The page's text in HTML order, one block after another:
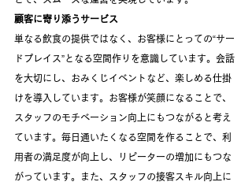
顧客に寄り添うサービス
単なる飲食の提供ではなく、お客様にとっての“サー
ドプレイス”となる空間作りを意識しています。会話
を大切にし、おみくじイベントなど、楽しめる仕掛
けを導入しています。お客様が笑顔になることで、
スタッフのモチベーション向上にもつながると考え
ています。毎日通いたくなる空間を作ることで、利
用者の満足度が向上し、リピーターの増加にもつな
がっています。また、スタッフの接客スキル向上に